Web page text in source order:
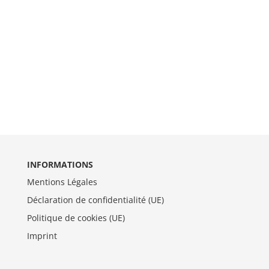
INFORMATIONS
Mentions Légales
Déclaration de confidentialité (UE)
Politique de cookies (UE)
Imprint